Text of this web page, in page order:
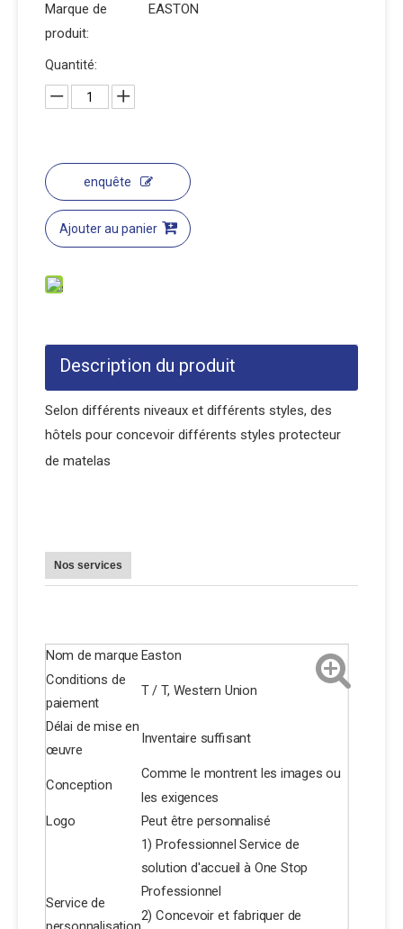
Marque de
produit:
EASTON
Quantité:
enquête
Ajouter au panier
Description du produit
Selon différents niveaux et différents styles, des
hôtels pour concevoir différents styles protecteur
de matelas
Nos services
Nom de marque Easton
Conditions de
paiement
T / T, Western Union
Délai de mise en
œuvre
Inventaire suffisant
Conception
Comme le montrent les images ou
les exigences
Logo
Peut être personnalisé
Service de
1) Professionnel Service de
solution d'accueil à One Stop
Professionnel
2) Concevoir et fabriquer de